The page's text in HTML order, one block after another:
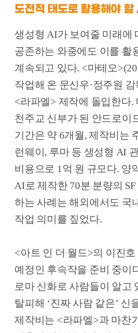
예술가들은 오히려 거기서 창작의
한계가 있는데 그 한계를 역으로
스토리텔링을 하는 작가는 많지
임해주면 좋겠다”고 당부했다.